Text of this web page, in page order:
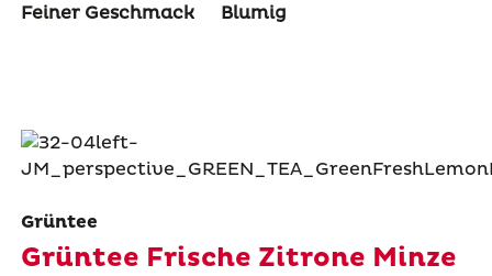
Feiner Geschmack
Blumig
Grüntee
Grüntee Frische Zitrone Minze